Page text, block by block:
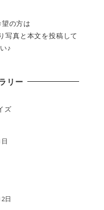
の方は
写真と本文を投稿して
♪
リー
ズ
日